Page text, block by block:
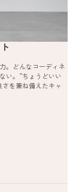
。どんなコーディネ
い。”ちょうどいい
を兼ね備えたキャ